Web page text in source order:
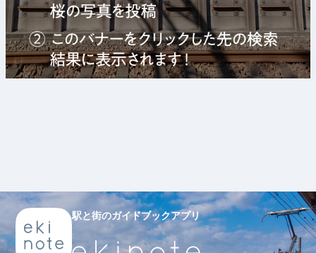
駅と街のガイドブックアプリ